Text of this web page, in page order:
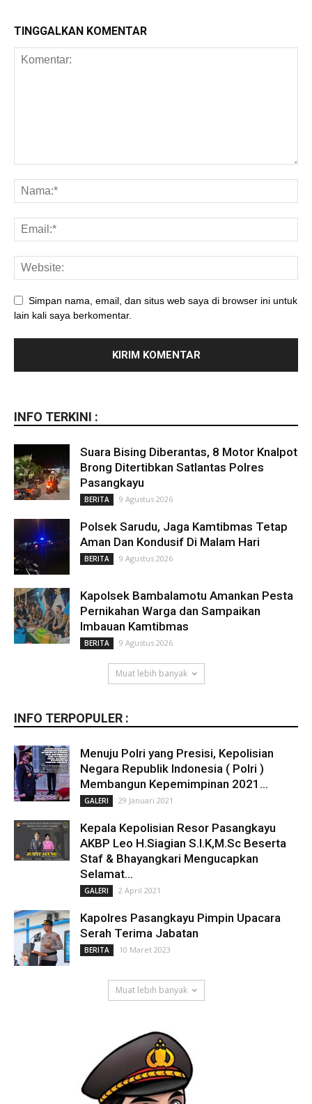
TINGGALKAN KOMENTAR
Simpan nama, email, dan situs web saya di browser ini untuk
lain kali saya berkomentar.
INFO TERKINI :
Suara Bising Diberantas, 8 Motor Knalpot
Brong Ditertibkan Satlantas Polres
Pasangkayu
BERITA 9 Agustus 2026
Polsek Sarudu, Jaga Kamtibmas Tetap
Aman Dan Kondusif Di Malam Hari
BERITA 9 Agustus 2026
Kapolsek Bambalamotu Amankan Pesta
Pernikahan Warga dan Sampaikan
Imbauan Kamtibmas
BERITA 9 Agustus 2026
Muat lebih banyak
INFO TERPOPULER :
Menuju Polri yang Presisi, Kepolisian
Negara Republik Indonesia ( Polri )
Membangun Kepemimpinan 2021...
GALERI 29 Januari 2021
Kepala Kepolisian Resor Pasangkayu
AKBP Leo H.Siagian S.I.K,M.Sc Beserta
Staf & Bhayangkari Mengucapkan
Selamat...
GALERI 2 April 2021
Kapolres Pasangkayu Pimpin Upacara
Serah Terima Jabatan
BERITA 10 Maret 2023
Muat lebih banyak